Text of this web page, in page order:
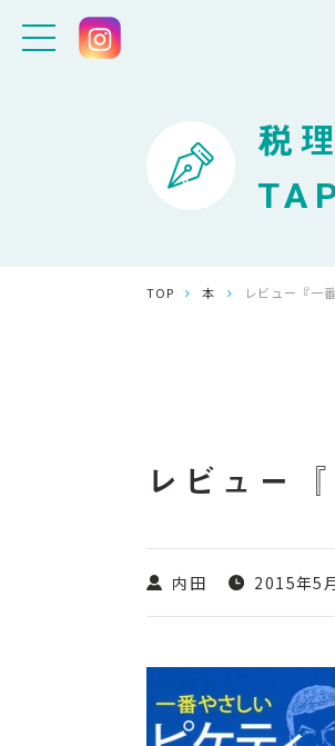
税
TOP 本 レビュー『一
レビュー
内田 2015年5